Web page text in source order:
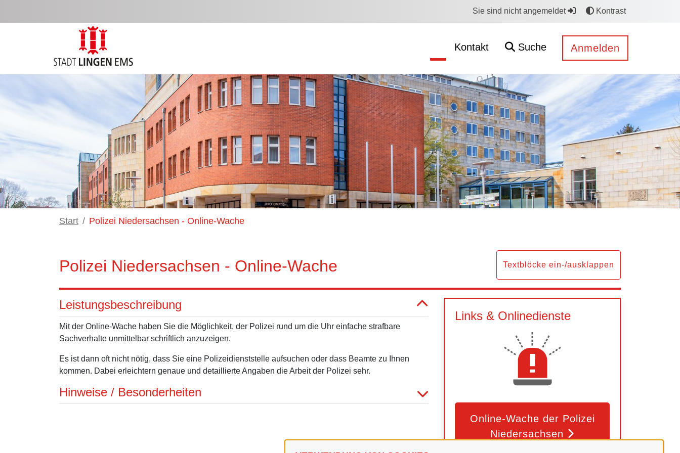
Sie sind nicht angemeldet Kontrast
Kontakt Suche Anmelden
Start Polizei Niedersachsen - Online-Wache
Polizei Niedersachsen - Online-Wache Textblöcke ein-/ausklappen
Leistungsbeschreibung
Mit der Online-Wache haben Sie die Möglichkeit, der Polizei rund um die Uhr einfache strafbare
Sachverhalte unmittelbar schriftlich anzuzeigen.
Es ist dann oft nicht nötig, dass Sie eine Polizeidienststelle aufsuchen oder dass Beamte zu Ihnen
kommen. Dabei erleichtern genaue und detaillierte Angaben die Arbeit der Polizei sehr.
Hinweise / Besonderheiten
Links & Onlinedienste
Online-Wache der Polizei
Niedersachsen